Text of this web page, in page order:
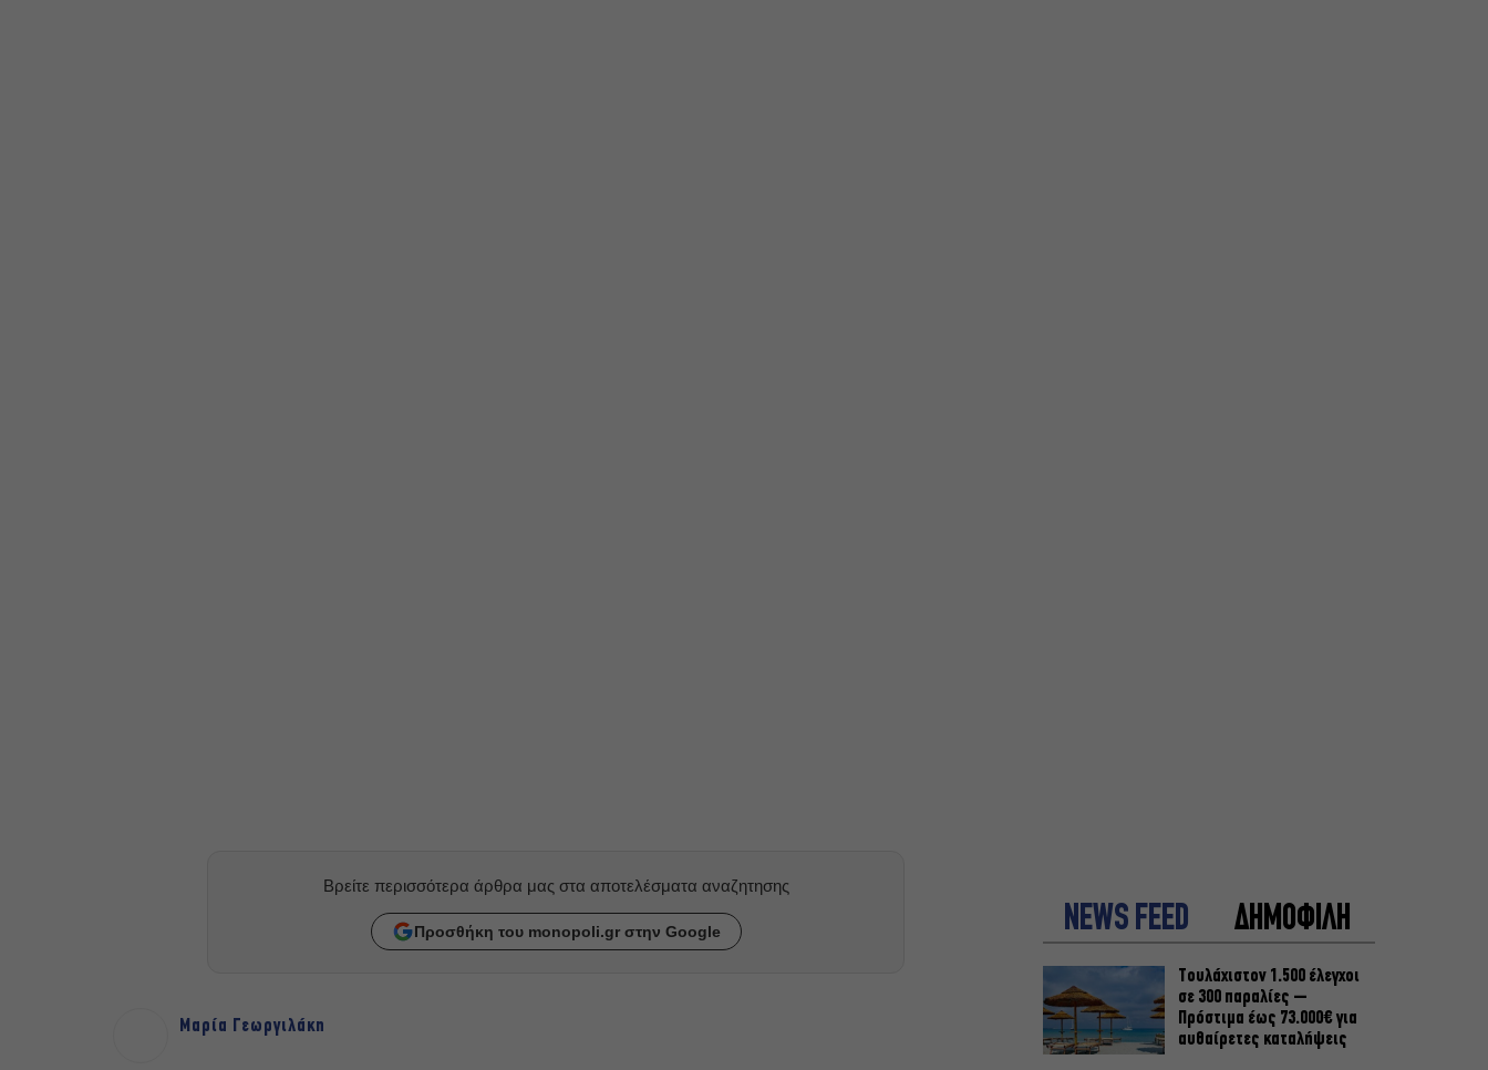
Βρείτε περισσότερα άρθρα μας στα αποτελέσματα αναζητησης
Προσθήκη του monopoli.gr στην Google
Μαρία Γεωργιλάκη
NEWS FEED ΔΗΜΟΦΙΛΗ
Τουλάχιστον 1.500 έλεγχοι
σε 300 παραλίες –
Πρόστιμα έως 73.000€ για
αυθαίρετες καταλήψεις